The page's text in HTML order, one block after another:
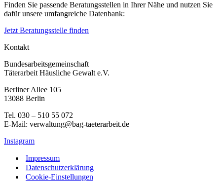
Finden Sie passende Beratungsstellen in Ihrer Nähe und nutzen Sie
dafür unsere umfangreiche Datenbank:
Jetzt Beratungsstelle finden
Kontakt
Bundesarbeitsgemeinschaft
Täterarbeit Häusliche Gewalt e.V.
Berliner Allee 105
13088 Berlin
Tel. 030 – 510 55 072
E-Mail: verwaltung@bag-taeterarbeit.de
Instagram
Impressum
Datenschutzerklärung
Cookie-Einstellungen